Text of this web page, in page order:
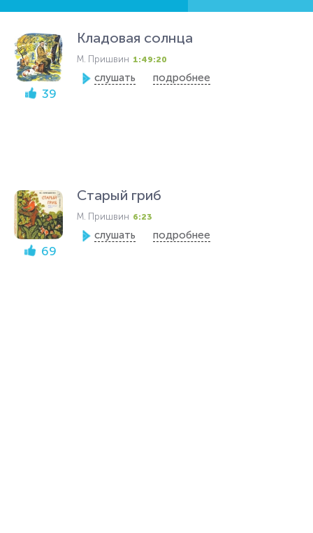
39
Кладовая солнца
М. Пришвин 1:49:20
слушать подробнее
69
Старый гриб
М. Пришвин 6:23
слушать подробнее